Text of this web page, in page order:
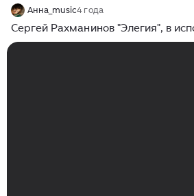
Анна_music4 года
Сергей Рахманинов "Элегия", в